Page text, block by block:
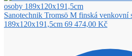
Sanotechnik Tromsö M finská venkovní
189x120x191,5cm 69 474,00 Kč